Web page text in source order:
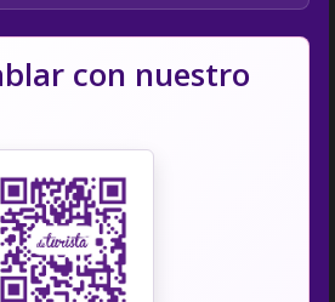
con nuestro